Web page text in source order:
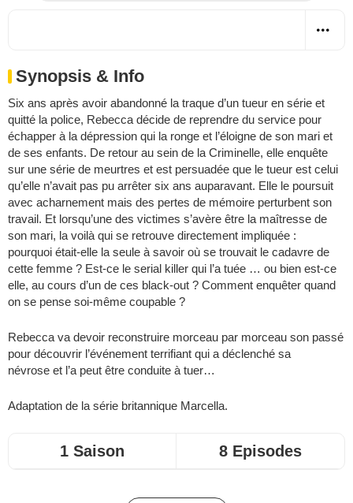
Synopsis & Info
Six ans après avoir abandonné la traque d’un tueur en série et
quitté la police, Rebecca décide de reprendre du service pour
échapper à la dépression qui la ronge et l’éloigne de son mari et
de ses enfants. De retour au sein de la Criminelle, elle enquête
sur une série de meurtres et est persuadée que le tueur est celui
qu’elle n’avait pas pu arrêter six ans auparavant. Elle le poursuit
avec acharnement mais des pertes de mémoire perturbent son
travail. Et lorsqu’une des victimes s’avère être la maîtresse de
son mari, la voilà qui se retrouve directement impliquée :
pourquoi était-elle la seule à savoir où se trouvait le cadavre de
cette femme ? Est-ce le serial killer qui l’a tuée … ou bien est-ce
elle, au cours d’un de ces black-out ? Comment enquêter quand
on se pense soi-même coupable ?
Rebecca va devoir reconstruire morceau par morceau son passé
pour découvrir l’événement terrifiant qui a déclenché sa
névrose et l’a peut être conduite à tuer…
Adaptation de la série britannique Marcella.
1 Saison 8 Episodes